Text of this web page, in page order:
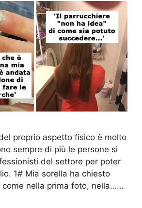
proprio aspetto fisico è molto
sempre di più le persone si
del settore per poter
1# Mia sorella ha chiesto
come nella prima foto, nella……